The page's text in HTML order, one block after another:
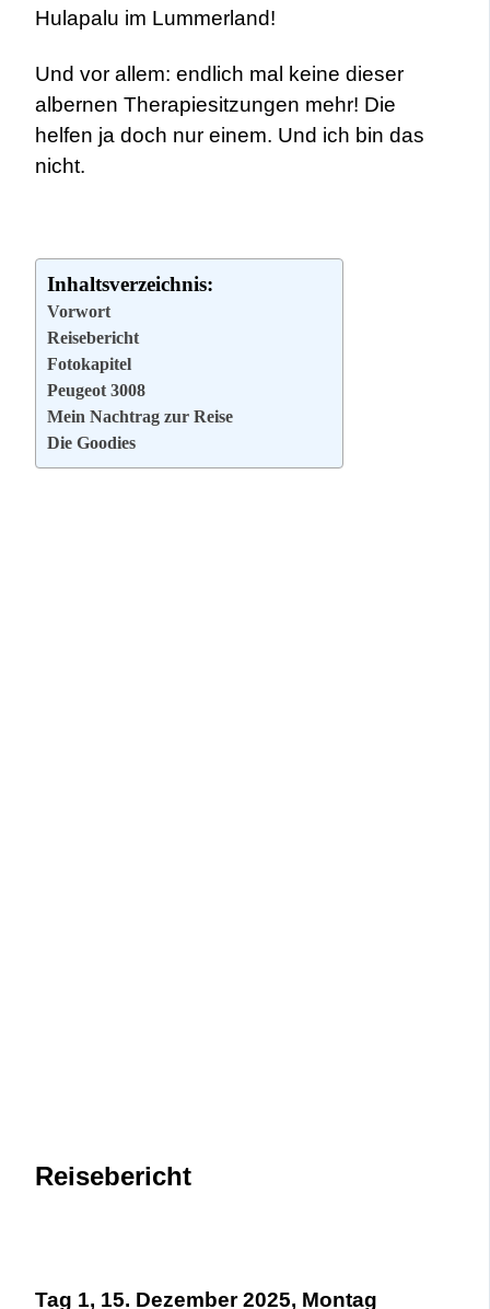
Hulapalu im Lummerland!
Und vor allem: endlich mal keine dieser
albernen Therapiesitzungen mehr! Die
helfen ja doch nur einem. Und ich bin das
nicht.
Inhaltsverzeichnis:
Vorwort
Reisebericht
Fotokapitel
Peugeot 3008
Mein Nachtrag zur Reise
Die Goodies
Reisebericht
Tag 1, 15. Dezember 2025, Montag